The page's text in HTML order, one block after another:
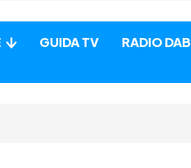
GUIDA TV RADIO DAB